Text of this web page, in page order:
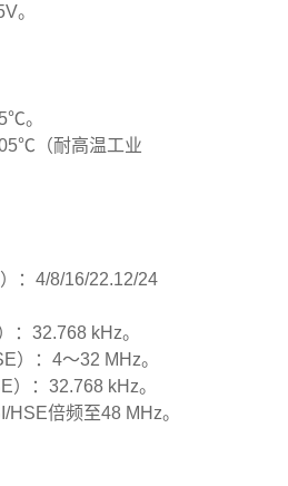
。
。
（耐高温工业
：4/8/16/22.12/24
：32.768 kHz。
）：4～32 MHz。
）：32.768 kHz。
倍频至48 MHz。